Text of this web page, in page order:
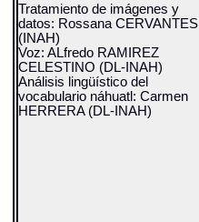
Tratamiento de imágenes y
datos: Rossana CERVANTES
(INAH)
Voz: ALfredo RAMIREZ
CELESTINO (DL-INAH)
Análisis lingüístico del
vocabulario náhuatl: Carmen
HERRERA (DL-INAH)